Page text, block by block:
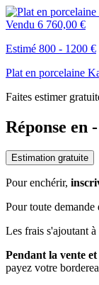
Vendu 6 760,00 €
Estimé 800 - 1200 €
Plat en porcelaine
Faites estimer
Réponse en
Estimation gratuite
Pour enchérir,
Pour toute
Les frais s'ajoutant
Pendant la vente
payez votre